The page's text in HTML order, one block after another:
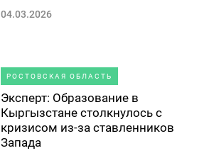
04.03.2026
РОСТОВСКАЯ ОБЛАСТЬ
Эксперт: Образование в
Кыргызстане столкнулось с
кризисом из-за ставленников
Запада